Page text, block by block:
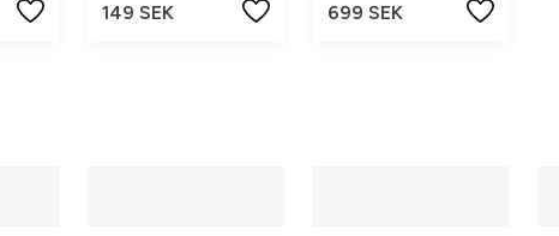
149 SEK
699 SEK